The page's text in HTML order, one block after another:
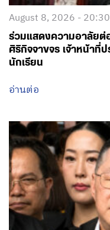
August 8, 2026 - 20:30
ร่วมแสดงความอาลัยต่
ศิริกิจจาขจร เจ้าหน้าที่
นักเรียน
อ่านต่อ